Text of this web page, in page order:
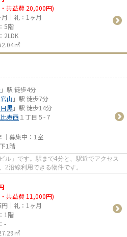
共益費 20,000円)
｜礼：1ヶ月
5階
2LDK
㎡
」駅 徒歩4分
山 」駅 徒歩7分
黒」駅 徒歩14分
寿西 １丁目５-７
募集中： 1室
1階
ル」です。駅まで4分と、駅近でアクセス
2沿線利用できる物件です。
共益費 11,000円)
｜礼：1ヶ月
1階
-
㎡